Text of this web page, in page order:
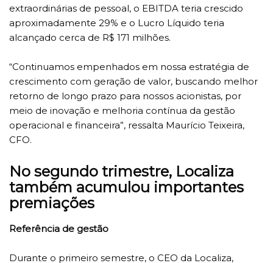
extraordinárias de pessoal, o EBITDA teria crescido
aproximadamente 29% e o Lucro Líquido teria
alcançado cerca de R$ 171 milhões.
“Continuamos empenhados em nossa estratégia de
crescimento com geração de valor, buscando melhor
retorno de longo prazo para nossos acionistas, por
meio de inovação e melhoria contínua da gestão
operacional e financeira”, ressalta Maurício Teixeira,
CFO.
No segundo trimestre, Localiza
também acumulou importantes
premiações
Referência de gestão
Durante o primeiro semestre, o CEO da Localiza,